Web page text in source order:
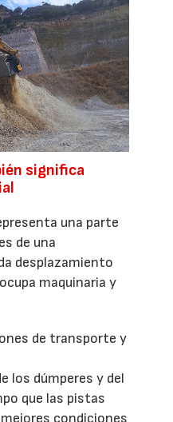
significa
una parte
de una
desplazamiento
maquinaria y
de transporte y
los dúmperes y del
que las pistas
condiciones